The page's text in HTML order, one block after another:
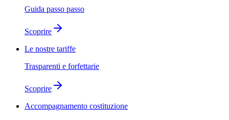
Guida passo passo
Scoprire
Le nostre tariffe
Trasparenti e forfettarie
Scoprire
Accompagnamento costituzione